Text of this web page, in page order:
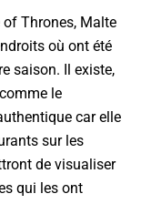
Thrones, Malte
où ont été
saison. Il existe,
le
car elle
sur les
de visualiser
qui les ont